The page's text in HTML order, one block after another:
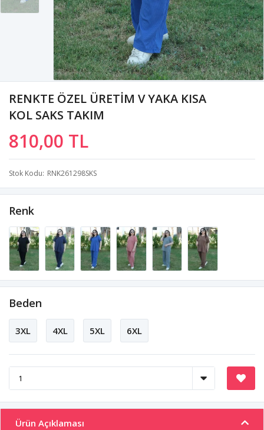
RENKTE ÖZEL ÜRETİM V YAKA KISA
KOL SAKS TAKIM
810,00 TL
Stok Kodu RNK261298SKS
Renk
Beden
3XL 4XL 5XL 6XL
Ürün Açıklaması